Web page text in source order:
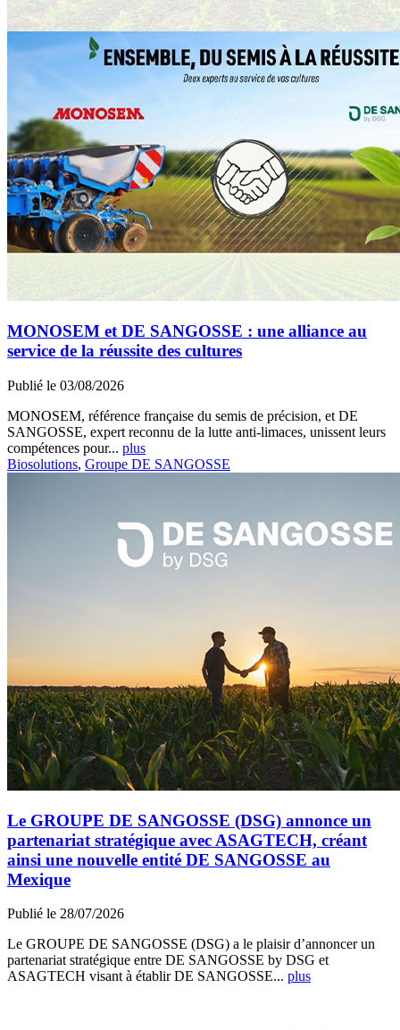
MONOSEM et DE SANGOSSE : une alliance au
service de la réussite des cultures
Publié le 03/08/2026
MONOSEM, référence française du semis de précision, et DE
SANGOSSE, expert reconnu de la lutte anti-limaces, unissent leurs
compétences pour... plus
Biosolutions, Groupe DE SANGOSSE
Le GROUPE DE SANGOSSE (DSG) annonce un
partenariat stratégique avec ASAGTECH, créant
ainsi une nouvelle entité DE SANGOSSE au
Mexique
Publié le 28/07/2026
Le GROUPE DE SANGOSSE (DSG) a le plaisir d’annoncer un
partenariat stratégique entre DE SANGOSSE by DSG et
ASAGTECH visant à établir DE SANGOSSE... plus